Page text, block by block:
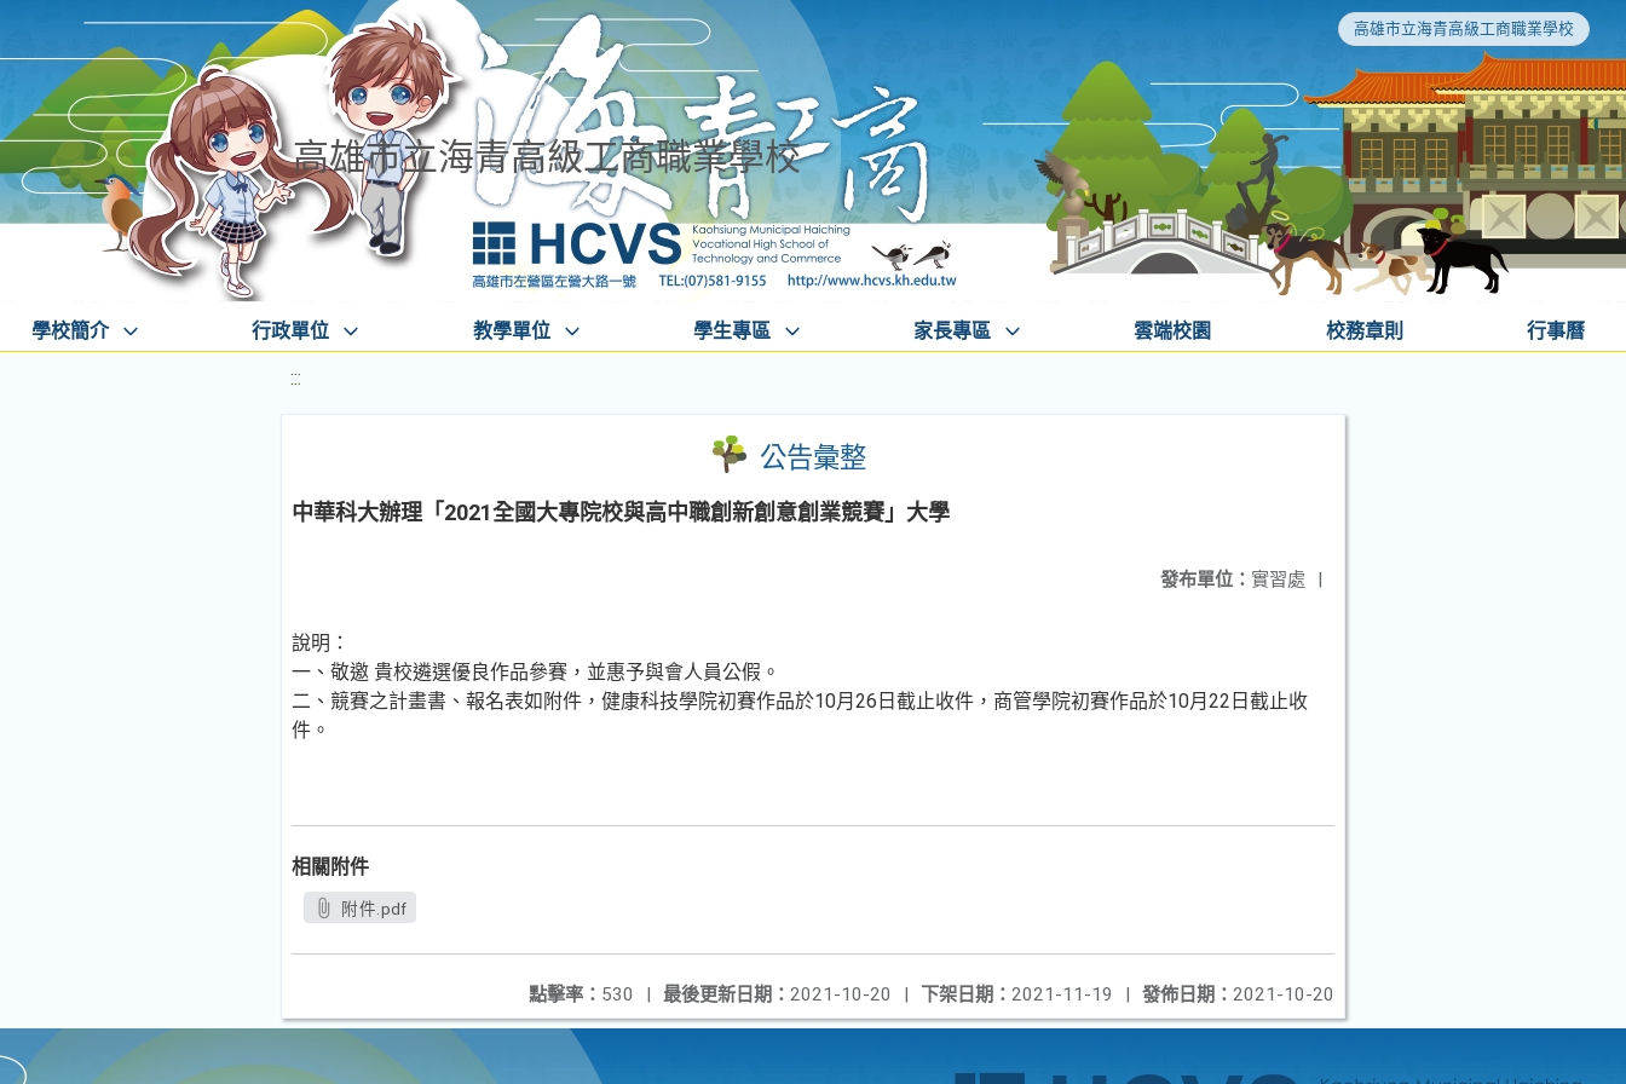
高雄市立海青高級工商職業學校
高雄市立海青高級工商職業學校
學校簡介 行政單位 教學單位 學生專區 家長專區 雲端校園 校務章則 行事曆
:::
公告彙整
中華科大辦理「2021全國大專院校與高中職創新創意創業競賽」大學
發布單位： 實習處 |
說明：
一、敬邀 貴校遴選優良作品參賽，並惠予與會人員公假。
二、競賽之計畫書、報名表如附件，健康科技學院初賽作品於10月26日截止收件，商管學院初賽作品於10月22日截止收
件。
相關附件
附件.pdf
發佈日期： 2021-10-20
下架日期： 2021-11-19 |
最後更新日期： 2021-10-20 |
點擊率： 530 |